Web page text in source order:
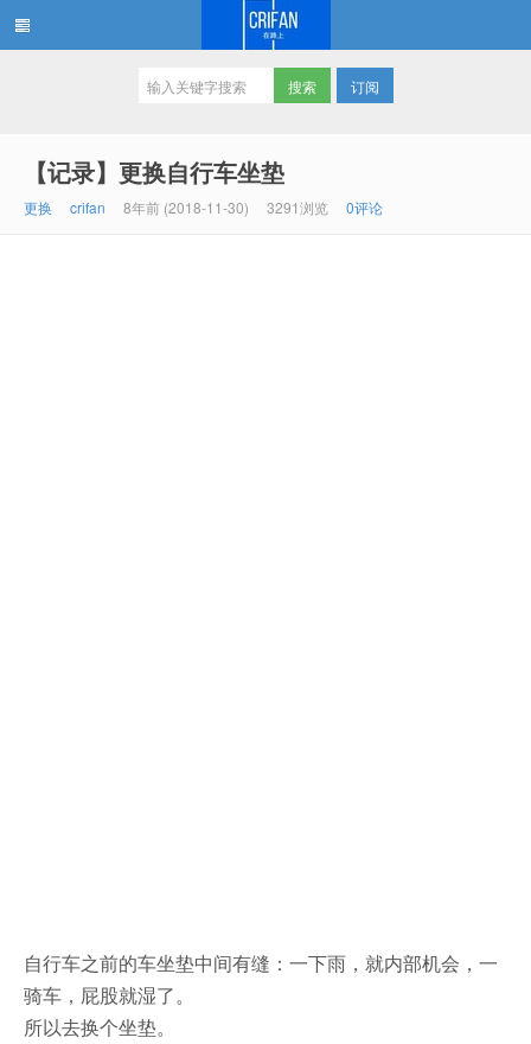
订阅
【记录】更换自行车坐垫
更换 crifan 8年前 (2018-11-30) 3291浏览 0评论
自行车之前的车坐垫中间有缝：一下雨，就内部机会，一
骑车，屁股就湿了。
所以去换个坐垫。